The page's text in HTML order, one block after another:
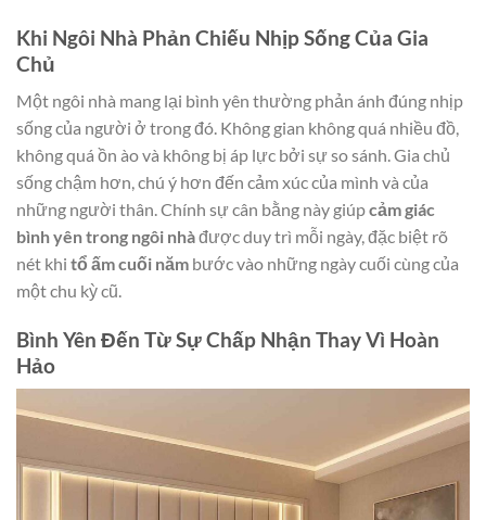
Khi Ngôi Nhà Phản Chiếu Nhịp Sống Của Gia
Chủ
Một ngôi nhà mang lại bình yên thường phản ánh đúng nhịp
sống của người ở trong đó. Không gian không quá nhiều đồ,
không quá ồn ào và không bị áp lực bởi sự so sánh. Gia chủ
sống chậm hơn, chú ý hơn đến cảm xúc của mình và của
những người thân. Chính sự cân bằng này giúpcảm giác
bình yên trong ngôi nhàđược duy trì mỗi ngày, đặc biệt rõ
nét khi tổ ấm cuối năm bước vào những ngày cuối cùng của
một chu kỳ cũ.
Bình Yên Đến Từ Sự Chấp Nhận Thay Vì Hoàn
Hảo